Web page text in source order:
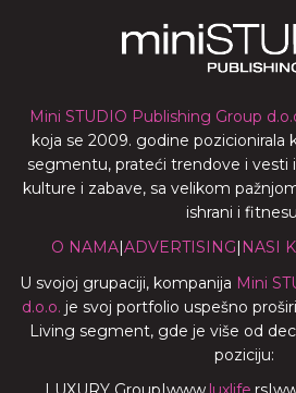
Mini STUDIO Publishing Group
koja se 2009. godine pozicionirala
segmentu, prateći trendove i vesti
kulture i zabave, sa velikom
ishrani i
O NAMA|ADVERTISING| NASI
U svojoj grupaciji, kompanija Mini
d.o.o. je svoj portfolio uspešno
Living segment, gde je više od
poziciju: